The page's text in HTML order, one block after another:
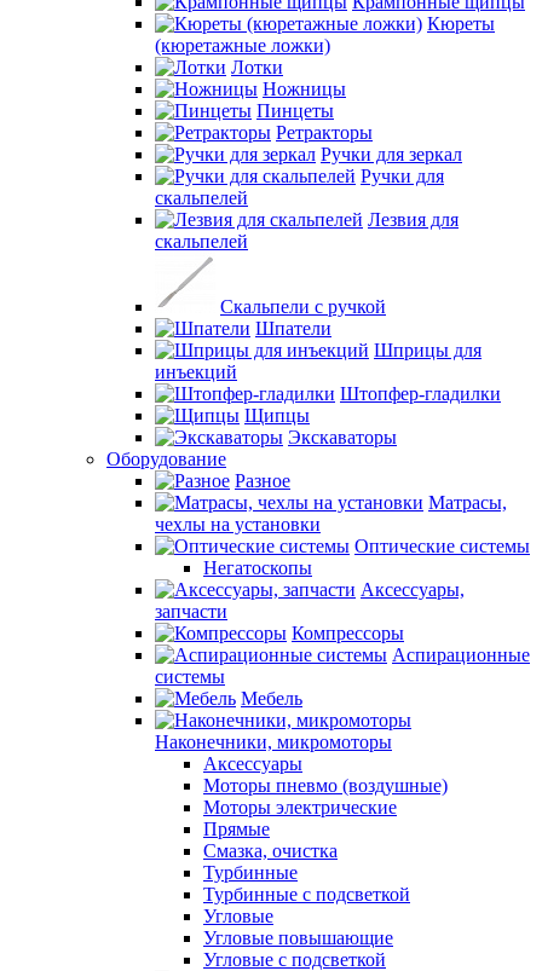
Кюреты
(кюретажные ложки)
Лотки
Ножницы
Пинцеты
Ретракторы
Ручки для зеркал
Ручки для
скальпелей
Лезвия для
скальпелей
Скальпели с ручкой
Шпатели
Шприцы для
инъекций
Штопфер-гладилки
Щипцы
Экскаваторы
Оборудование
Разное
Матрасы,
чехлы на установки
Оптические системы
Негатоскопы
Аксессуары,
запчасти
Компрессоры
Аспирационные
системы
Мебель
Наконечники, микромоторы
Аксессуары
Моторы пневмо (воздушные)
Моторы электрические
Прямые
Смазка, очистка
Турбинные
Турбинные с подсветкой
Угловые
Угловые повышающие
Угловые с подсветкой